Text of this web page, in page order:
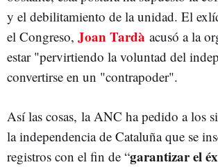
y el debilitamiento de la unidad. El
el Congreso, Joan Tardà acusó a la
estar "pervirtiendo la voluntad del
convertirse en un "contrapoder".
Así las cosas, la ANC ha pedido a los
la independencia de Cataluña que se
registros con el fin de “garantizar el